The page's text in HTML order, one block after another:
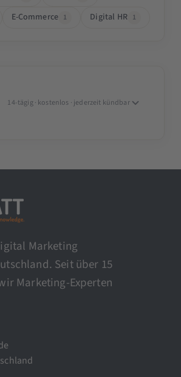
E-Commerce 1 Digital HR 1
14-tägig · kostenlos · jederzeit kündbar
Marketing
Seit über 15
Marketing-Experten